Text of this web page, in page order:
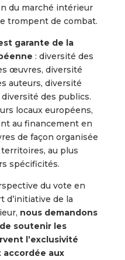
du marché intérieur
trompent de combat.
garante de la
: diversité des
œuvres, diversité
auteurs, diversité
des publics.
locaux européens,
au financement en
de façon organisée
au plus
spécificités.
du vote en
d’initiative de la
nous demandons
soutenir les
l’exclusivité
aux